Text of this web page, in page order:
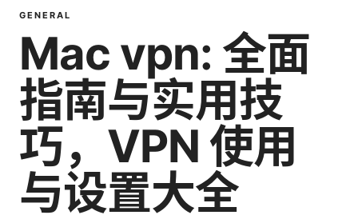
GENERAL
Mac vpn: 全面
指南与实用技
巧，VPN 使用
与设置大全